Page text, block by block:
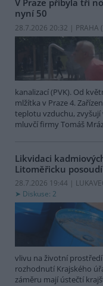
V Praze přibyla tři
nyní 50
28.7.2026 20:32 | PRAHA (
kanalizací (PVK). Od
mlžítka v Praze 4.
teplotu vzduchu, zvyšují
mluvčí firmy Tomáš
Likvidaci
Litoměřicku
28.7.2026 19:44 |
Diskuse: 2
vlivu na životní prostředí
rozhodnutí Krajského
záměru mají ústečtí